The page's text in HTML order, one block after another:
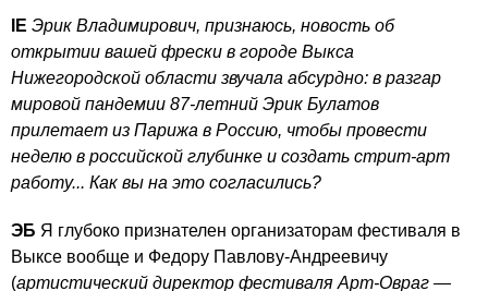
IE Эрик Владимирович, признаюсь, новость об
открытии вашей фрески в городе Выкса
Нижегородской области звучала абсурдно: в разгар
мировой пандемии 87-летний Эрик Булатов
прилетает из Парижа в Россию, чтобы провести
неделю в российской глубинке и создать стрит-арт
работу... Как вы на это согласились?
ЭБ Я глубоко признателен организаторам фестиваля в
Выксе вообще и Федору Павлову-Андреевичу
(артистический директор фестиваля Арт-Овраг —